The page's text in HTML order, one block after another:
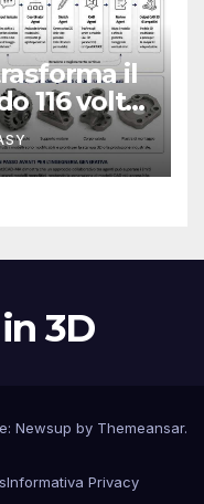
il
116 volte
3D
Newsup by Themeansar.
Informativa Privacy